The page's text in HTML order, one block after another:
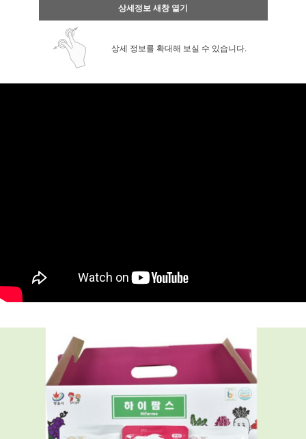
상세정보 새창 열기
상세 정보를 확대해 보실 수 있습니다.